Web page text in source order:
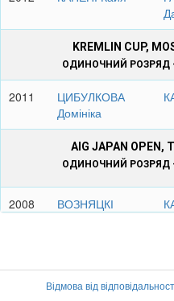
KREMLIN CUP,
ОДИНОЧНИЙ РОЗРЯД
2011
ЦИБУЛКОВА
Домініка
AIG JAPAN OPEN,
ОДИНОЧНИЙ РОЗРЯД
2008
ВОЗНЯЦКІ
ОДИНОЧНИЙ РОЗРЯД
Відмова від